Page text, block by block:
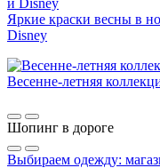
Яркие краски весны в
Disney
Весенне-летняя
Шопинг в дороге
Выбираем одежду: